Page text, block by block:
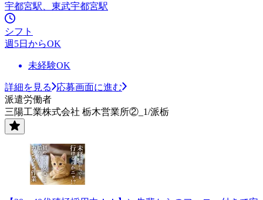
宇都宮駅、東武宇都宮駅
シフト
週5日からOK
未経験OK
詳細を見る
応募画面に進む
派遣労働者
三陽工業株式会社 栃木営業所②_1/派栃